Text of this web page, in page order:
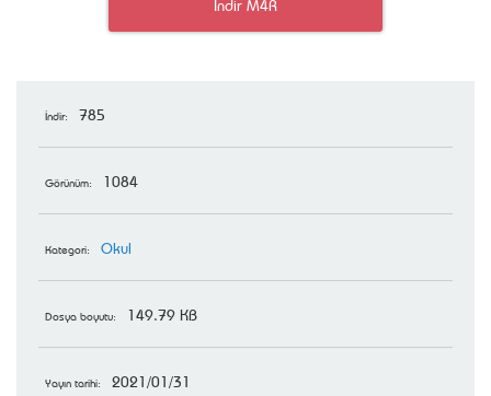
İndir: 785
Görünüm: 1084
Kategori: Okul
Dosya boyutu: 149.79 KB
Yayın tarihi: 2021/01/31